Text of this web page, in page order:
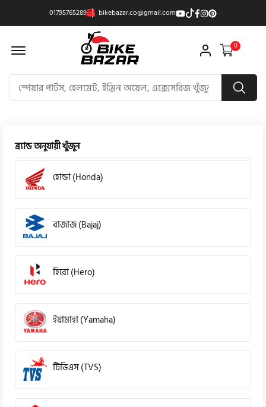
01795765289 bikebazar.co@gmail.com
Offcanvas Menu Open 0
ব্র্যান্ড অনুযায়ী খুঁজুন
হোন্ডা (Honda)
বাজাজ (Bajaj)
হিরো (Hero)
ইয়ামাহা (Yamaha)
টিভিএস (TVS)